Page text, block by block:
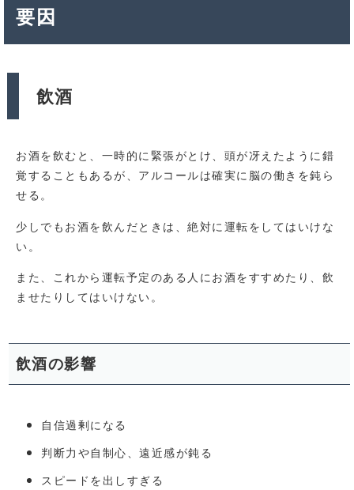
要因
飲酒
お酒を飲むと、一時的に緊張がとけ、頭が冴えたように錯
覚することもあるが、アルコールは確実に脳の働きを鈍ら
せる。
少しでもお酒を飲んだときは、絶対に運転をしてはいけな
い。
また、これから運転予定のある人にお酒をすすめたり、飲
ませたりしてはいけない。
飲酒の影響
自信過剰になる
判断力や自制心、遠近感が鈍る
スピードを出しすぎる